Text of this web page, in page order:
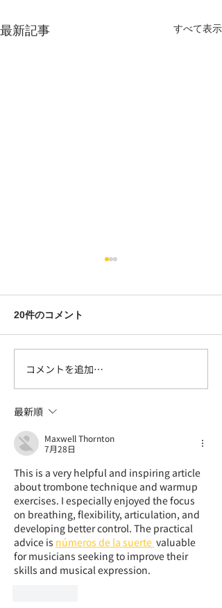
最新記事 すべて表示
悪天候に断念～遥かなる
八十里越え～ 文＝国井
雅比古（会長）
20件のコメント
コメントを追加…
最新順
Maxwell Thornton
7月28日
This is a very helpful and inspiring article
about trombone technique and warmup
exercises. I especially enjoyed the focus
on breathing, flexibility, articulation, and
developing better control. The practical
advice is números de la suerte valuable
for musicians seeking to improve their
skills and musical expression.